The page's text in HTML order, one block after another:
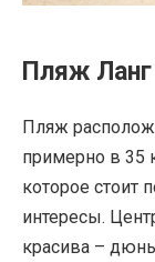
Пляж Ланг
Пляж
примерно в 35
которое стоит
интересы.
красива –